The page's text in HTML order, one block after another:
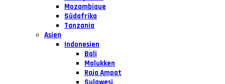
Mozambique
Südafrika
Tanzania
Asien
Indonesien
Bali
Molukken
Raja Ampat